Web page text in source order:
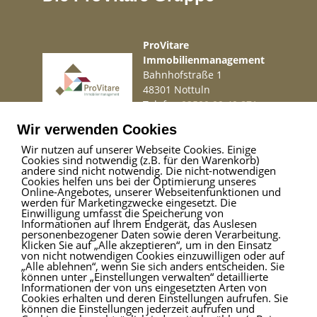
Die Objektbeschreibung wurde nach bestem Wissen und
Sie wollen Ihre Immobilie ebenfalls professionell vermarkten?
Rufen Sie uns gerne an, wir stehen Ihnen von Mo. bis So. von
6.00 - 22.00 h persönlich zur Seite.
ProVitare
Immobilienmanagement
Bahnhofstraße 1
48301 Nottuln
Telefon02509 99 49 871
Impressum|Haftungsausschluss|Datenschutz
ProVitare Commercial
GmbH
Bahnhofstraße 1
48301 Nottuln
Telefon02509 99 49 871
Mailinfo@provitare.de
Wir verwenden Cookies
Wir nutzen auf unserer Webseite Cookies. Einige
Cookies sind notwendig (z.B. für den Warenkorb)
andere sind nicht notwendig. Die nicht-notwendigen
Cookies helfen uns bei der Optimierung unseres
Online-Angebotes, unserer Webseitenfunktionen und
werden für Marketingzwecke eingesetzt. Die
Einwilligung umfasst die Speicherung von
Informationen auf Ihrem Endgerät, das Auslesen
personenbezogener Daten sowie deren Verarbeitung.
Klicken Sie auf „Alle akzeptieren“, um in den Einsatz
von nicht notwendigen Cookies einzuwilligen oder auf
„Alle ablehnen“, wenn Sie sich anders entscheiden. Sie
können unter „Einstellungen verwalten“ detaillierte
Informationen der von uns eingesetzten Arten von
Cookies erhalten und deren Einstellungen aufrufen. Sie
können die Einstellungen jederzeit aufrufen und